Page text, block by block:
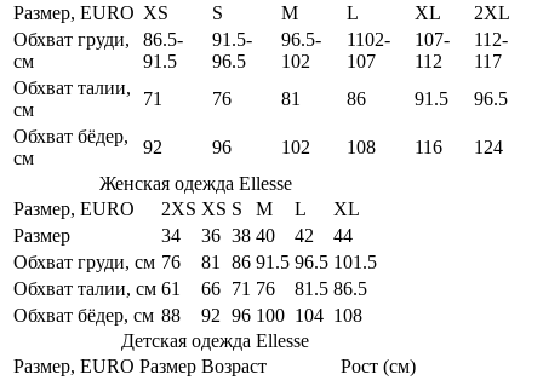
Размер, EURO XS S M L XL
2XL
Обхват груди,
см
86.5-
91.5
91.5-
96.5
96.5-
102
1102-
107
107-
112
112-
117
Обхват талии,
см
71 76 81 86 91.5
96.5
Обхват бёдер,
см
92 96 102 108 116
124
Женская одежда Ellesse
Размер, EURO
2XS XS S M L
XL
Размер
34 36 38 40 42
44
Обхват груди, см 76 81 86 91.5 96.5 101.5
Обхват талии, см 61 66 71 76 81.5 86.5
Обхват бёдер, см 88 92 96 100 104 108
Детская одежда Ellesse
Размер, EURO Размер Возраст
Рост (см)